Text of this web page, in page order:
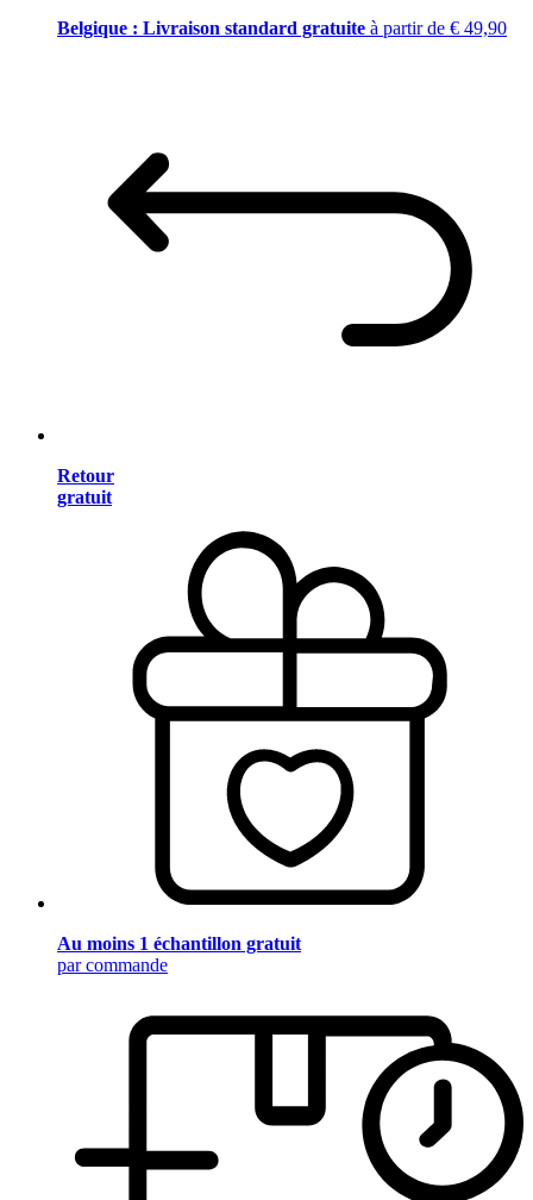
Belgique : Livraison standard gratuite à partir de € 49,90
Retour
gratuit
Au moins 1 échantillon gratuit
par commande